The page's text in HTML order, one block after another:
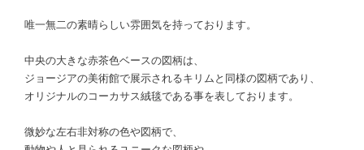
唯一無二の素晴らしい雰囲気を持っております。
中央の大きな赤茶色ベースの図柄は、
ジョージアの美術館で展示されるキリムと同様の図柄であり、
オリジナルのコーカサス絨毯である事を表しております。
微妙な左右非対称の色や図柄で、